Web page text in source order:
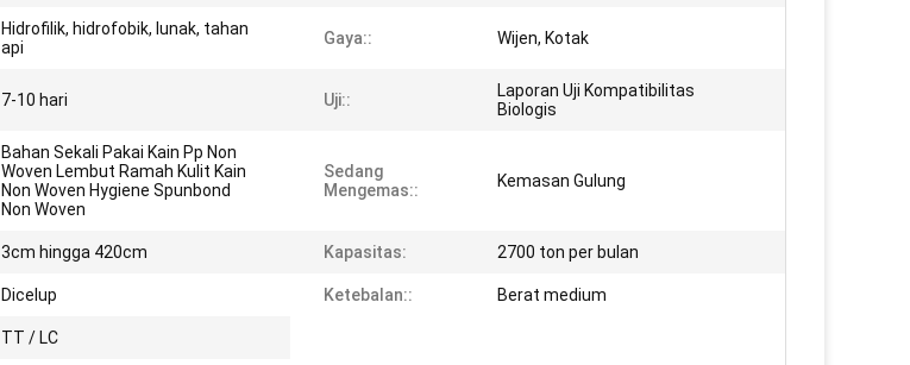
Hidrofilik, hidrofobik, lunak, tahan
api
Gaya:: Wijen, Kotak
7-10 hari Uji::
Laporan Uji Kompatibilitas
Biologis
Bahan Sekali Pakai Kain Pp Non
Woven Lembut Ramah Kulit Kain
Non Woven Hygiene Spunbond
Non Woven
Sedang
Mengemas::
Kemasan Gulung
3cm hingga 420cm Kapasitas: 2700 ton per bulan
Dicelup Ketebalan:: Berat medium
TT / LC